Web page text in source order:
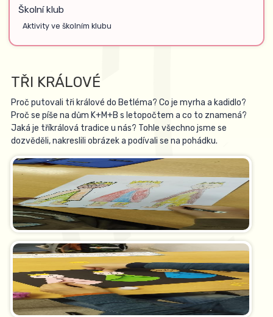
Školní klub
Aktivity ve školním klubu
TŘI KRÁLOVÉ
Proč putovali tři králové do Betléma? Co je myrha a kadidlo?
Proč se píše na dům K+M+B s letopočtem a co to znamená?
Jaká je tříkrálová tradice u nás? Tohle všechno jsme se
dozvěděli, nakreslili obrázek a podívali se na pohádku.